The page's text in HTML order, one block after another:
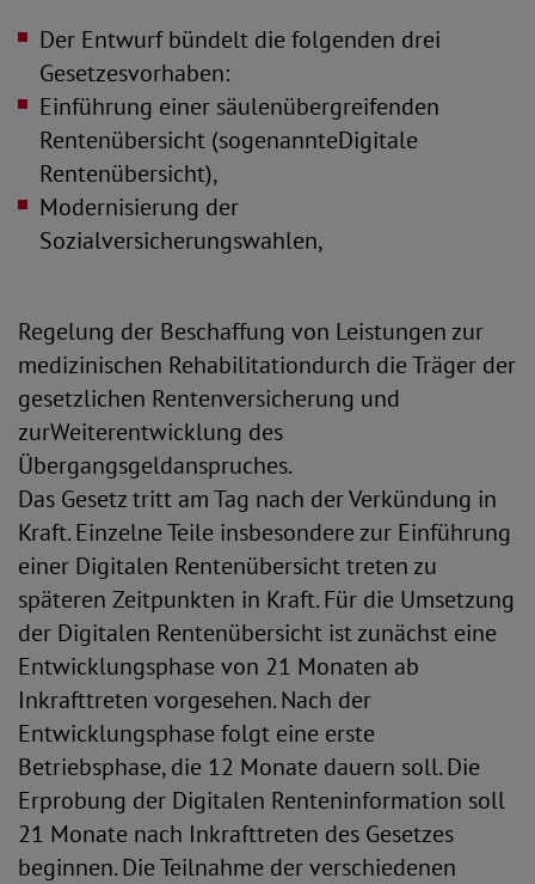
Der Entwurf bündelt die folgenden drei
Gesetzesvorhaben:
Einführung einer säulenübergreifenden
Rentenübersicht (sogenannteDigitale
Rentenübersicht),
Modernisierung der
Sozialversicherungswahlen,
Regelung der Beschaffung von Leistungen zur
medizinischen Rehabilitationdurch die Träger der
gesetzlichen Rentenversicherung und
zurWeiterentwicklung des
Übergangsgeldanspruches.
Das Gesetz tritt am Tag nach der Verkündung in
Kraft. Einzelne Teile insbesondere zur Einführung
einer Digitalen Rentenübersicht treten zu
späteren Zeitpunkten in Kraft. Für die Umsetzung
der Digitalen Rentenübersicht ist zunächst eine
Entwicklungsphase von 21 Monaten ab
Inkrafttreten vorgesehen. Nach der
Entwicklungsphase folgt eine erste
Betriebsphase, die 12 Monate dauern soll. Die
Erprobung der Digitalen Renteninformation soll
21 Monate nach Inkrafttreten des Gesetzes
beginnen. Die Teilnahme der verschiedenen